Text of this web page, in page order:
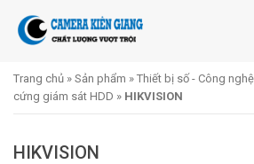
Trang chủ » Sản phẩm » Thiết bị số - Công nghệ
cứng giám sát HDD » HIKVISION
HIKVISION